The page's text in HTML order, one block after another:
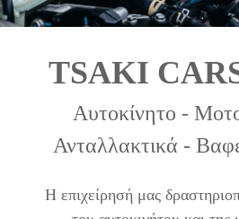
TSAKI
Αυτοκίνητο -
Ανταλλακτικά -
Η επιχείρησή μας